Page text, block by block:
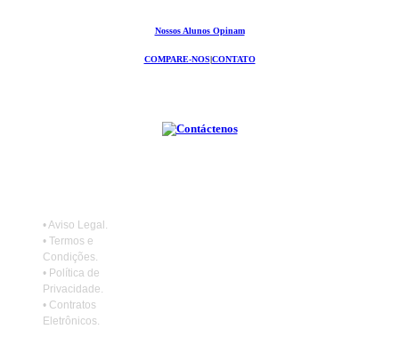
Nossos Alunos Opinam
COMPARE-NOS CONTATO
•Aviso Legal .
• Termos e
Condições.
• Política de
Privacidade.
• Contratos
Eletrônicos.